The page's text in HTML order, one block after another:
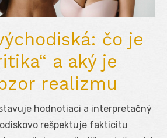
čo je
a aký je
realizmu
hodnotiaci a interpretačný
rešpektuje fakticitu